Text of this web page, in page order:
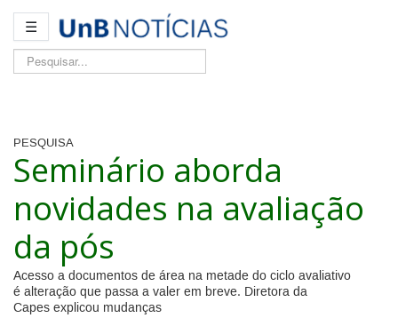
☰
Pesquisar...
PESQUISA
Seminário aborda
novidades na avaliação
da pós
Acesso a documentos de área na metade do ciclo avaliativo
é alteração que passa a valer em breve. Diretora da
Capes explicou mudanças